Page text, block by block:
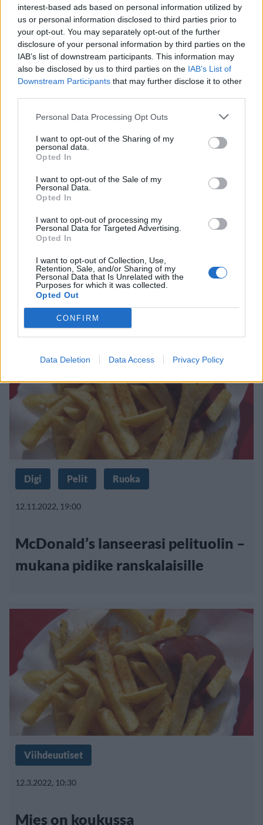
interest-based ads based on personal information utilized by
us or personal information disclosed to third parties prior to
your opt-out. You may separately opt-out of the further
disclosure of your personal information by third parties on the
IAB’s list of downstream participants. This information may
also be disclosed by us to third parties on the IAB’s List of
Downstream Participants that may further disclose it to other
Personal Data Processing Opt Outs
I want to opt-out of the Sharing of my
personal data.
Opted In
I want to opt-out of the Sale of my
Personal Data.
Opted In
I want to opt-out of processing my
Personal Data for Targeted Advertising.
Opted In
I want to opt-out of Collection, Use,
Retention, Sale, and/or Sharing of my
Personal Data that Is Unrelated with the
Purposes for which it was collected.
Opted Out
CONFIRM
Data Deletion Data Access Privacy Policy
autolla yli
Lifestyle
4.2.2023, 12:00
Tuore tutkimustulos: Roskaruoka
lisää etenkin naisten syöpäriskiä
Digi Pelit Ruoka
12.11.2022, 19:00
McDonald’s lanseerasi pelituolin –
mukana pidike ranskalaisille
Viihdeuutiset
12.3.2022, 10:30
Mies on koukussa